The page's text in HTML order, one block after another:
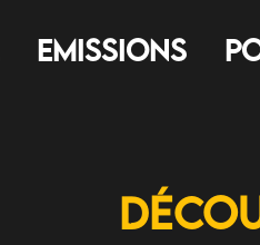
Emissions